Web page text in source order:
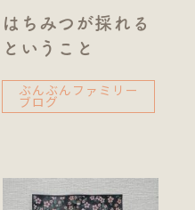
はちみつが採れる
ということ
ぶんぶんファミリー
ブログ